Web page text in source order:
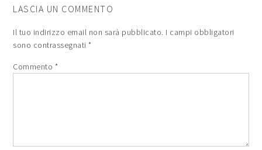
LASCIA UN COMMENTO
Il tuo indirizzo email non sarà pubblicato. I campi obbligatori
sono contrassegnati*
Commento *